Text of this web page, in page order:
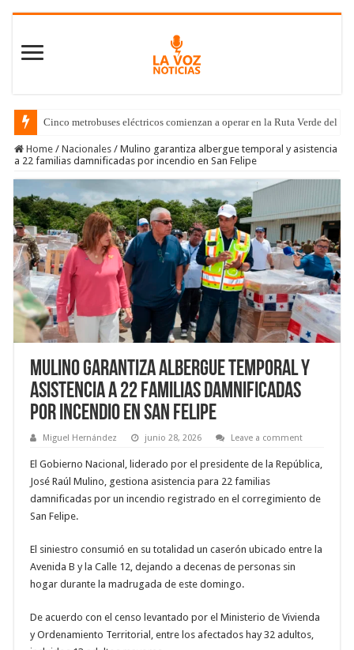
Cinco metrobuses eléctricos comienzan a operar en la Ruta Verde del
Home / Nacionales / Mulino garantiza albergue temporal y asistencia
a 22 familias damnificadas por incendio en San Felipe
Mulino garantiza albergue temporal y
asistencia a 22 familias damnificadas
por incendio en San Felipe
Miguel Hernández junio 28, 2026 Leave a comment
El Gobierno Nacional, liderado por el presidente de la República,
José Raúl Mulino, gestiona asistencia para 22 familias
damnificadas por un incendio registrado en el corregimiento de
San Felipe.
El siniestro consumió en su totalidad un caserón ubicado entre la
Avenida B y la Calle 12, dejando a decenas de personas sin
hogar durante la madrugada de este domingo.
De acuerdo con el censo levantado por el Ministerio de Vivienda
y Ordenamiento Territorial, entre los afectados hay 32 adultos,